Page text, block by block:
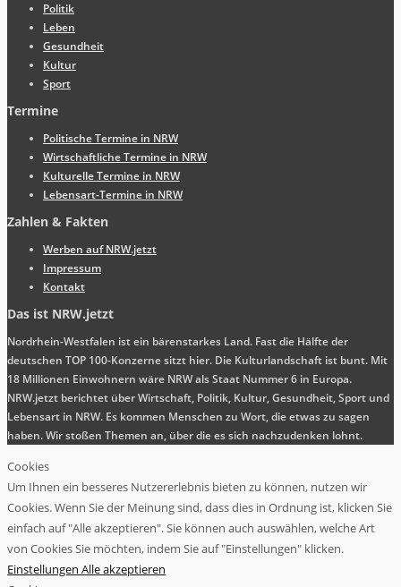
Politik
Leben
Gesundheit
Kultur
Sport
Termine
Politische Termine in NRW
Wirtschaftliche Termine in NRW
Kulturelle Termine in NRW
Lebensart-Termine in NRW
Zahlen & Fakten
Werben auf NRW.jetzt
Impressum
Kontakt
Das ist NRW.jetzt
Nordrhein-Westfalen ist ein bärenstarkes Land. Fast die Hälfte der
deutschen TOP 100-Konzerne sitzt hier. Die Kulturlandschaft ist bunt. Mit
18 Millionen Einwohnern wäre NRW als Staat Nummer 6 in Europa.
NRW.jetzt berichtet über Wirtschaft, Politik, Kultur, Gesundheit, Sport und
Lebensart in NRW. Es kommen Menschen zu Wort, die etwas zu sagen
haben. Wir stoßen Themen an, über die es sich nachzudenken lohnt.
Cookies
Um Ihnen ein besseres Nutzererlebnis bieten zu können, nutzen wir
Cookies. Wenn Sie der Meinung sind, dass dies in Ordnung ist, klicken Sie
einfach auf "Alle akzeptieren". Sie können auch auswählen, welche Art
von Cookies Sie möchten, indem Sie auf "Einstellungen" klicken.
Einstellungen Alle akzeptieren